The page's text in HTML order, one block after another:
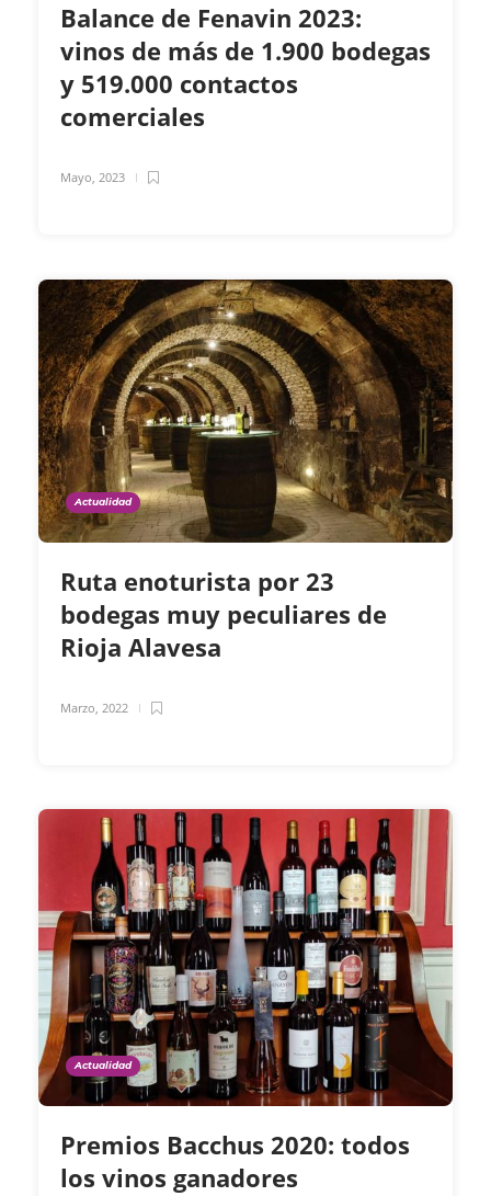
Balance de Fenavin 2023:
vinos de más de 1.900 bodegas
y 519.000 contactos
comerciales
Mayo, 2023
Actualidad
Ruta enoturista por 23
bodegas muy peculiares de
Rioja Alavesa
Marzo, 2022
Actualidad
Premios Bacchus 2020: todos
los vinos ganadores